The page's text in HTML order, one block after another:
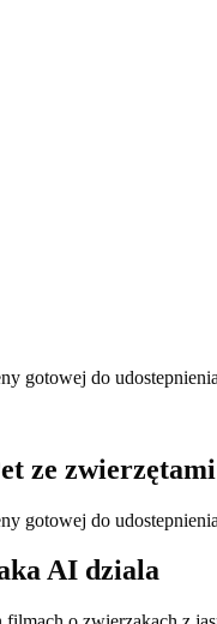
gotowej do
ze zwierzętami
gotowej do
AI dziala